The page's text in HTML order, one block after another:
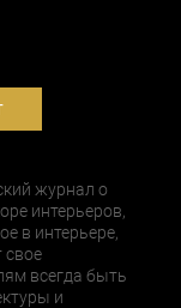
журнал о
интерьеров,
в интерьере,
свое
всегда быть
и